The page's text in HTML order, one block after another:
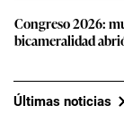
Congreso 2026:
bicameralidad
Últimas noticias